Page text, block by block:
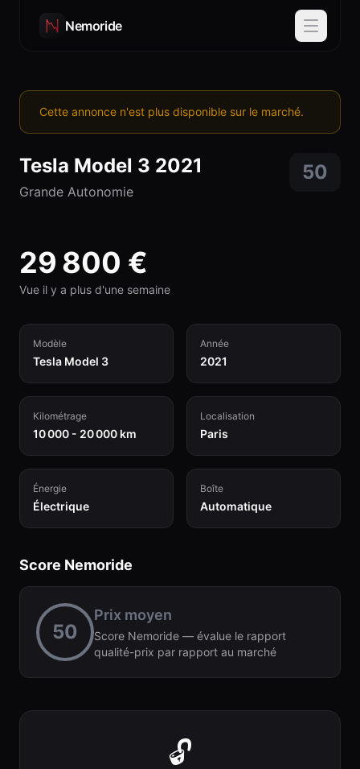
Nemoride
Cette annonce n'est plus disponible sur le marché.
Tesla Model 3 2021
Grande Autonomie
50
29 800 €
Vue il y a plus d'une semaine
Modèle
Tesla Model 3
Année
2021
Kilométrage
10 000 - 20 000 km
Localisation
Paris
Énergie
Électrique
Boîte
Automatique
Score Nemoride
50
Prix moyen
Score Nemoride — évalue le rapport
qualité-prix par rapport au marché
🔓